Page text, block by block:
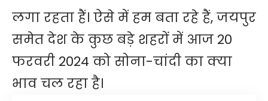
लगा रहता हैं। ऐसे में हम बता रहे हैं, जयपुर
समेत देश के कुछ बड़े शहरों में आज 20
फरवरी 2024 को सोना-चांदी का क्या
भाव चल रहा है।